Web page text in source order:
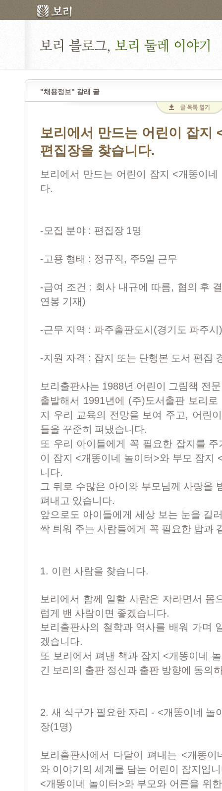
"채용정보" 갈래 글
보리에서 만드는 어린이 잡지
편집장을 찾습니다.
보리에서 만드는 어린이 잡지 <개똥이네
다.
-모집 분야 : 편집장 1명
-고용 형태 : 정규직 , 주5일 근무
-급여 조건 : 회사 내규에 따름, 협의 후
연봉 기재)
-근무 지역 : 파주출판도시 (경기도 파주시 )
-지원 자격 : 잡지 또는 단행본 도서 편집
보리출판사는 1988년 어린이 그림책 전
출발해서 1991년에 (주)도서출판 보리
지 우리 교육의 전망을 보여 주고 , 어린
들을 꾸준히 펴냈습니다.
또 우리 아이들에게 꼭 필요한 잡지를
이 잡지 <개똥이네 놀이터 >와 부모 잡지
니다.
그 뒤로 수많은 아이와 부모님께 사랑을
펴내고 있습니다.
앞으로도 아이들에게 세상 보는 눈을 길
싹 틔워 주는 사람들에게 꼭 필요한 밥과
1. 이런 사람을 찾습니다.
보리에서 함께 일할 사람은 자라면서 몸
럽게 밴 사람이면 좋겠습니다.
보리출판사의 철학과 역사를 배워 가며
겠습니다.
또 보리에서 펴낸 책과 잡지 <개똥이네
긴 보리의 출판 정신과 출판 방향에 동의
2.새 식구가 필요한 자리 - <개똥이네 놀
장(1명)
보리출판사에서 다달이 펴내는 <개똥이
와 이야기의 세계를 담는 어린이 잡지입
<개똥이네 놀이터 >와 부모와 어른을 위